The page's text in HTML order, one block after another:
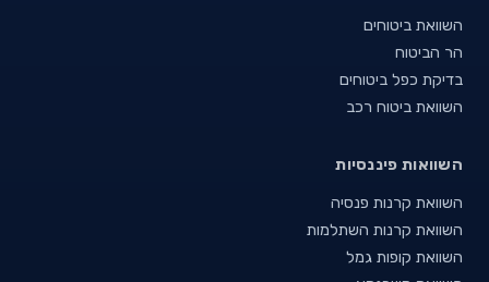
השוואת ביטוחים
הר הביטוח
בדיקת כפל ביטוחים
השוואת ביטוח רכב
השוואות פיננסיות
השוואת קרנות פנסיה
השוואת קרנות השתלמות
השוואת קופות גמל